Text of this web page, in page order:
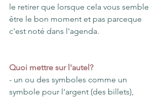
le retirer que lorsque cela vous semble
être le bon moment et pas parceque
c'est noté dans l'agenda.
Quoi mettre sur l'autel?
- un ou des symboles comme un
symbole pour l'argent (des billets),